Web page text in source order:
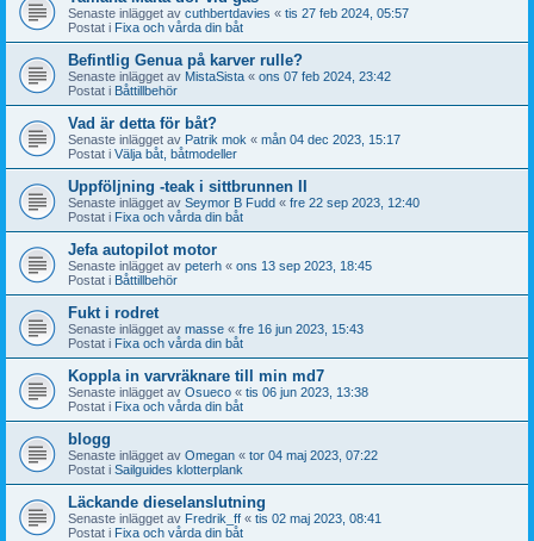
Senaste inlägget av cuthbertdavies « tis 27 feb 2024, 05:57
Postat i Fixa och vårda din båt
Befintlig Genua på karver rulle?
Senaste inlägget av MistaSista « ons 07 feb 2024, 23:42
Postat i Båttillbehör
Vad är detta för båt?
Senaste inlägget av Patrik mok « mån 04 dec 2023, 15:17
Postat i Välja båt, båtmodeller
Uppföljning -teak i sittbrunnen II
Senaste inlägget av Seymor B Fudd « fre 22 sep 2023, 12:40
Postat i Fixa och vårda din båt
Jefa autopilot motor
Senaste inlägget av peterh « ons 13 sep 2023, 18:45
Postat i Båttillbehör
Fukt i rodret
Senaste inlägget av masse « fre 16 jun 2023, 15:43
Postat i Fixa och vårda din båt
Koppla in varvräknare till min md7
Senaste inlägget av Osueco « tis 06 jun 2023, 13:38
Postat i Fixa och vårda din båt
blogg
Senaste inlägget av Omegan « tor 04 maj 2023, 07:22
Postat i Sailguides klotterplank
Läckande dieselanslutning
Senaste inlägget av Fredrik_ff « tis 02 maj 2023, 08:41
Postat i Fixa och vårda din båt